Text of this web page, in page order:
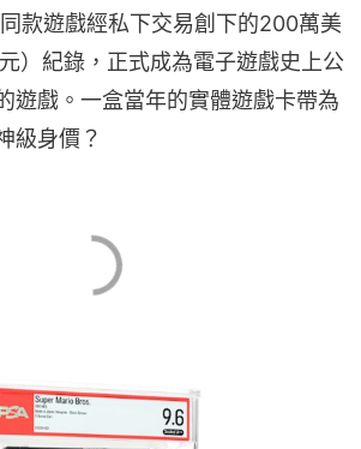
款遊戲經私下交易創下的200萬美
）紀錄，正式成為電子遊戲史上公
遊戲。一盒當年的實體遊戲卡帶為
級身價？